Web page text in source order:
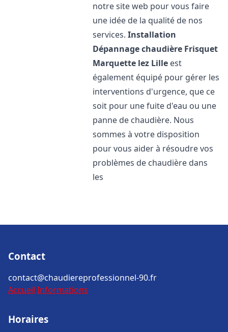
notre site web pour vous faire
une idée de la qualité de nos
services.Installation
Dépannage chaudière Frisquet
Marquette lez Lille est
également équipé pour gérer les
interventions d'urgence, que ce
soit pour une fuite d'eau ou une
panne de chaudière. Nous
sommes à votre disposition
pour vous aider à résoudre vos
problèmes de chaudière dans
les
Contact
contact@chaudiereprofessionnel-90.fr
Accueil Informations
Horaires